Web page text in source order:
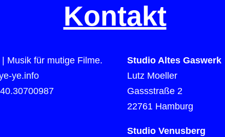
Kontakt
| Musik für mutige Filme.
ye.info
Studio Altes Gaswerk
Lutz Moeller
Gassstraße 2
22761 Hamburg
Studio Venusberg